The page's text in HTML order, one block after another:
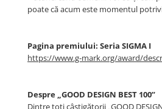
poate că acum este momentul
Pagina premiului: Seria SIGMA I
https://www.g-mark.org/award/
Despre „GOOD DESIGN BEST 100”
Dintre toți câștigătorii „GOOD